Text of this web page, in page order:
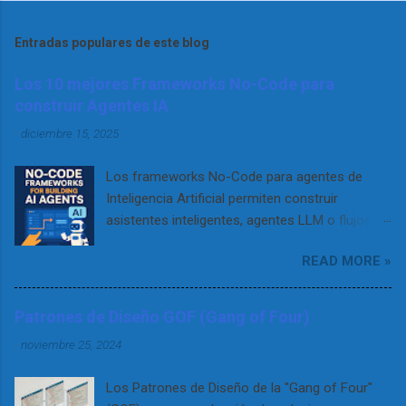
Entradas populares de este blog
Los 10 mejores Frameworks No-Code para
construir Agentes IA
- diciembre 15, 2025
Los frameworks No-Code para agentes de
Inteligencia Artificial permiten construir
asistentes inteligentes, agentes LLM o flujos
apoyan en interfaces visuales, configuración
declarativa o flujos tipo drag & drop para que
cualquier desarrollador (no técnico) pueda
diseñar, probar y desplegar agentes que
interactúen con usuarios o datos. Gracias a
simples chatbots hasta sistemas avanzados
READ MORE »
Patrones de Diseño GOF (Gang of Four)
- noviembre 25, 2024
Los Patrones de Diseño de la "Gang of Four"